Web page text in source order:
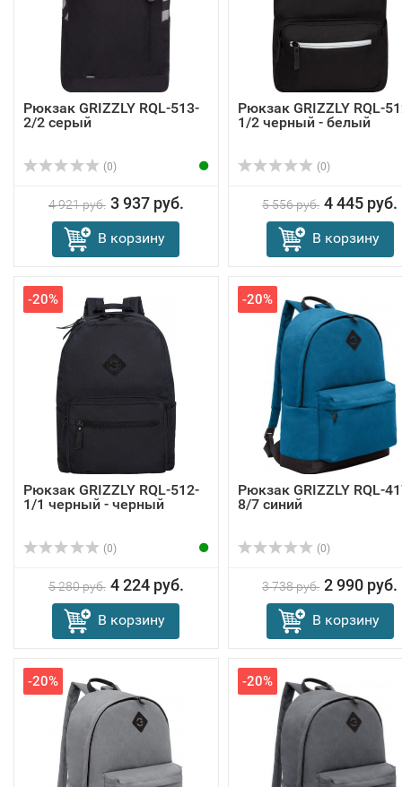
Рюкзак GRIZZLY RQL-513-
2/2 серый
(0)
4 921 руб. 3 937 руб.
В корзину
Рюкзак GRIZZLY RQL-
1/2 черный - белый
(0)
5 556 руб. 4 445 руб.
В корзину
-20%
Рюкзак GRIZZLY RQL-512-
1/1 черный - черный
(0)
5 280 руб. 4 224 руб.
В корзину
-20%
Рюкзак GRIZZLY RQL-
8/7 синий
(0)
3 738 руб. 2 990 руб.
В корзину
-20% -20%